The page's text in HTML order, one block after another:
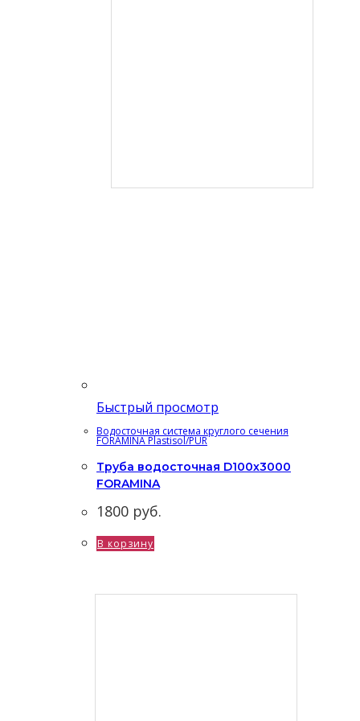
Быстрый просмотр
Водосточная система круглого сечения
FORAMINA Plastisol/PUR
Труба водосточная D100х3000
FORAMINA
1800 руб.
В корзину